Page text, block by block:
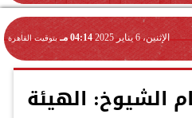
الإثنين، 6 يناير 2025 04:14 مـ بتوقيت القاهرة
الشيوخ: الهيئة